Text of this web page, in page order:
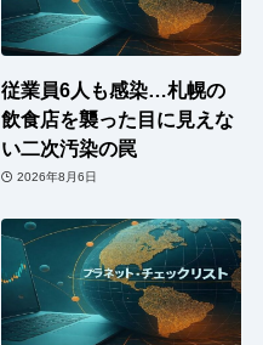
従業員6人も感染…札幌の
飲食店を襲った目に見えな
い二次汚染の罠
2026年8月6日